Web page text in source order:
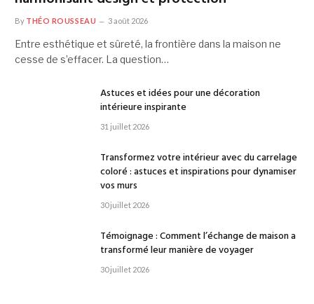
By THÉO ROUSSEAU 3 août 2026
Entre esthétique et sûreté, la frontière dans la maison ne
cesse de s’effacer. La question…
Astuces et idées pour une décoration
intérieure inspirante
31 juillet 2026
Transformez votre intérieur avec du carrelage
coloré : astuces et inspirations pour dynamiser
vos murs
30 juillet 2026
Témoignage : Comment l’échange de maison a
transformé leur manière de voyager
30 juillet 2026